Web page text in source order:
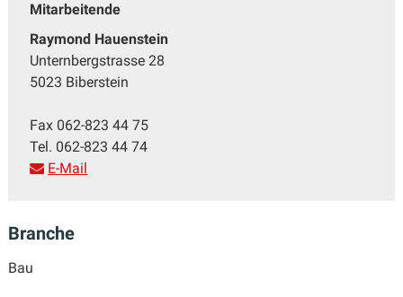
Mitarbeitende
Raymond Hauenstein
Unternbergstrasse 28
5023 Biberstein
Fax 062-823 44 75
Tel. 062-823 44 74
E-Mail
Branche
Bau